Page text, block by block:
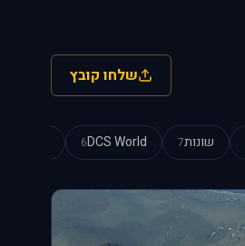
שלחו קובץ
שונות7
DCS World
6